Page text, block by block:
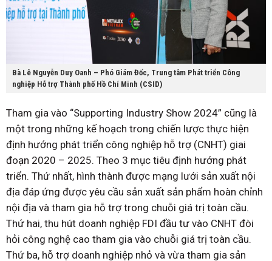
Bà Lê Nguyễn Duy Oanh – Phó Giám Đốc, Trung tâm Phát triển Công
nghiệp Hỗ trợ Thành phố Hồ Chí Minh (CSID)
Tham gia vào “Supporting Industry Show 2024” cũng là
một trong những kế hoạch trong chiến lược thực hiện
định hướng phát triển công nghiệp hỗ trợ (CNHT) giai
đoạn 2020 – 2025. Theo 3 mục tiêu định hướng phát
triển. Thứ nhất, hình thành được mạng lưới sản xuất nội
địa đáp ứng được yêu cầu sản xuất sản phẩm hoàn chỉnh
nội địa và tham gia hỗ trợ trong chuỗi giá trị toàn cầu.
Thứ hai, thu hút doanh nghiệp FDI đầu tư vào CNHT đòi
hỏi công nghệ cao tham gia vào chuỗi giá trị toàn cầu.
Thứ ba, hỗ trợ doanh nghiệp nhỏ và vừa tham gia sản